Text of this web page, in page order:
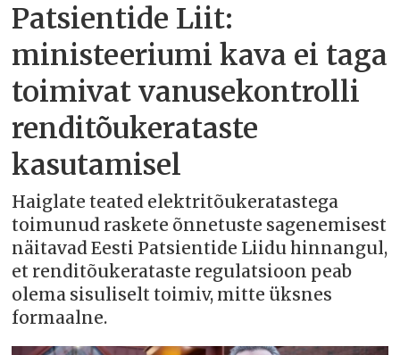
Patsientide Liit:
ministeeriumi kava ei taga
toimivat vanusekontrolli
renditõukerataste
kasutamisel
Haiglate teated elektritõukeratastega
toimunud raskete õnnetuste sagenemisest
näitavad Eesti Patsientide Liidu hinnangul,
et renditõukerataste regulatsioon peab
olema sisuliselt toimiv, mitte üksnes
formaalne.